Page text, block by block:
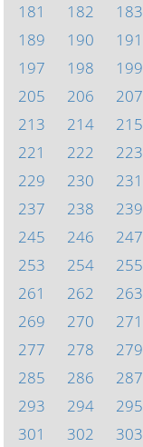
181
182 183
189
190 191
197
198 199
205
206 207
213
214 215
221
222 223
229
230 231
237
238 239
245
246 247
253
254 255
261
262 263
269
270 271
277
278 279
285
286 287
293
294 295
301
302 303